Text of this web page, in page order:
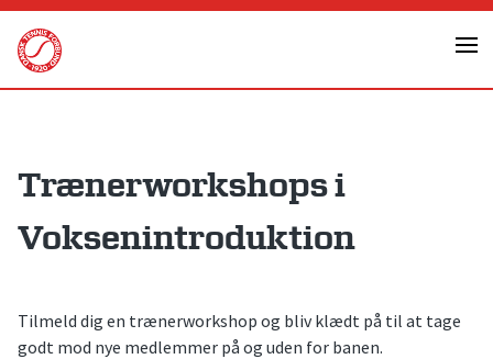
Skip
content
Trænerworkshops i
Voksenintroduktion
Tilmeld dig en trænerworkshop og bliv klædt på til at tage
godt mod nye medlemmer på og uden for banen.